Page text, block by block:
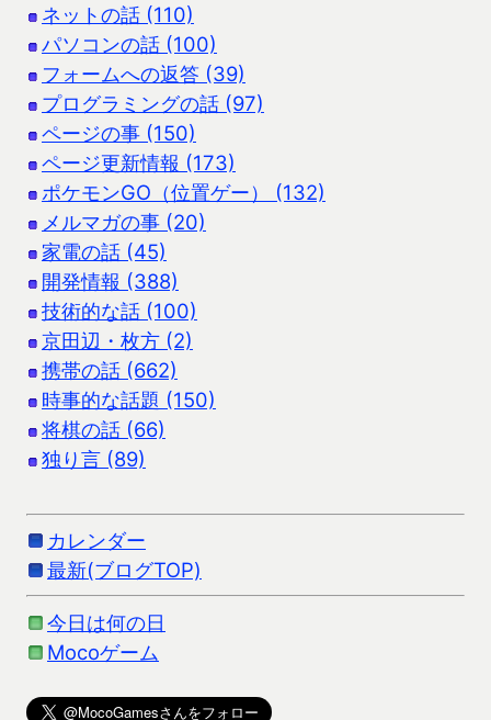
ネットの話 (110)
パソコンの話 (100)
フォームへの返答 (39)
プログラミングの話 (97)
ページの事 (150)
ページ更新情報 (173)
ポケモンGO（位置ゲー） (132)
メルマガの事 (20)
家電の話 (45)
開発情報 (388)
技術的な話 (100)
京田辺・枚方 (2)
携帯の話 (662)
時事的な話題 (150)
将棋の話 (66)
独り言 (89)
カレンダー
最新(ブログTOP)
今日は何の日
Mocoゲーム